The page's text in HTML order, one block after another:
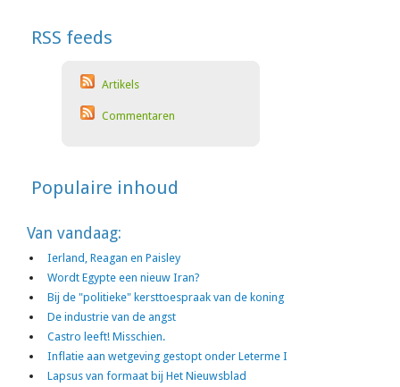
RSS feeds
Artikels
Commentaren
Populaire inhoud
Van vandaag:
Ierland, Reagan en Paisley
Wordt Egypte een nieuw Iran?
Bij de "politieke" kersttoespraak van de koning
De industrie van de angst
Castro leeft! Misschien.
Inflatie aan wetgeving gestopt onder Leterme I
Lapsus van formaat bij Het Nieuwsblad